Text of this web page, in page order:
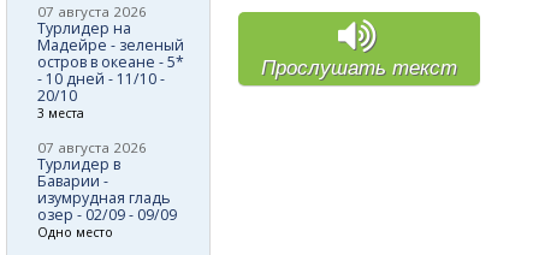
Прослушать текст
07 августа 2026
Турлидер на
Мадейре - зеленый
остров в океане - 5*
- 10 дней - 11/10 -
20/10
3 места
07 августа 2026
Турлидер в
Баварии -
изумрудная гладь
озер - 02/09 - 09/09
Одно место